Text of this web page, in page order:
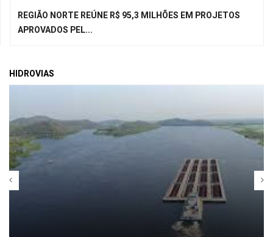
REGIÃO NORTE REÚNE R$ 95,3 MILHÕES EM PROJETOS
APROVADOS PEL...
HIDROVIAS